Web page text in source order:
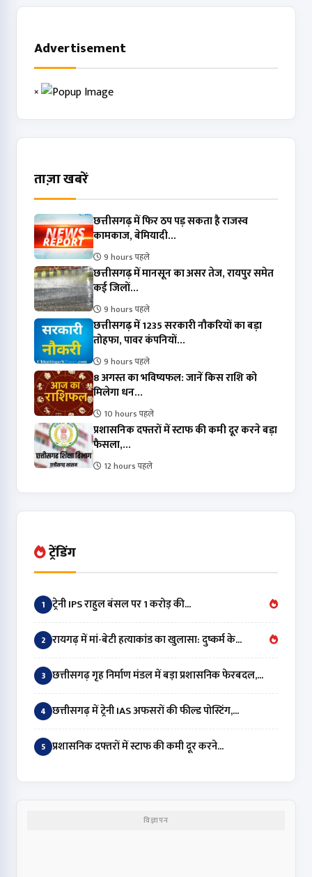
Advertisement
×
ताज़ा खबरें
छत्तीसगढ़ में फिर ठप पड़ सकता है राजस्व
कामकाज, बेमियादी...
9 hours पहले
छत्तीसगढ़ में मानसून का असर तेज, रायपुर समेत
कई जिलों...
9 hours पहले
छत्तीसगढ़ में 1235 सरकारी नौकरियों का बड़ा
तोहफा, पावर कंपनियों...
9 hours पहले
8 अगस्त का भविष्यफल: जानें किस राशि को
मिलेगा धन...
10 hours पहले
प्रशासनिक दफ्तरों में स्टाफ की कमी दूर करने बड़ा
फैसला,...
12 hours पहले
ट्रेंडिंग
1 ट्रेनी IPS राहुल बंसल पर 1 करोड़ की...
2 रायगढ़ में मां-बेटी हत्याकांड का खुलासा: दुष्कर्म के...
3 छत्तीसगढ़ गृह निर्माण मंडल में बड़ा प्रशासनिक फेरबदल,...
4 छत्तीसगढ़ में ट्रेनी IAS अफसरों की फील्ड पोस्टिंग,...
5 प्रशासनिक दफ्तरों में स्टाफ की कमी दूर करने...
विज्ञापन